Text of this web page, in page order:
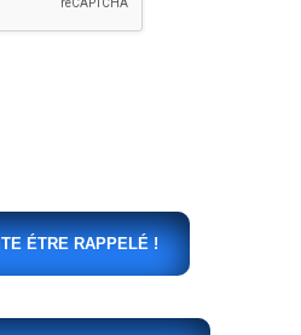
ÉTRE RAPPELÉ !